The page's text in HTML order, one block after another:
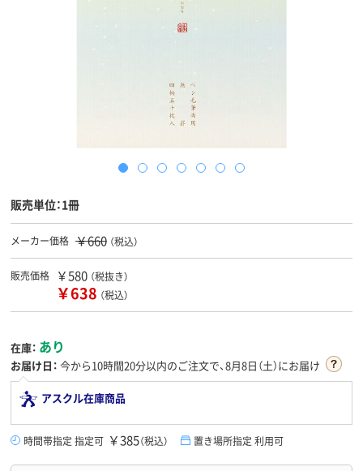
販売単位：1冊
メーカー価格 ￥660 （税込）
販売価格 ￥580 （税抜き）
￥638 （税込）
在庫： あり
お届け日： 今から10時間20分以内のご注文で、8月8日（土）にお届け
アスクル在庫商品
時間帯指定 指定可 ￥385（税込） 置き場所指定 利用可